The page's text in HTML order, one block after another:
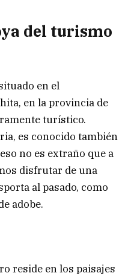
del turismo
en el
en la provincia de
turístico.
es conocido también
no es extraño que a
disfrutar de una
al pasado, como
adobe.
reside en los paisajes